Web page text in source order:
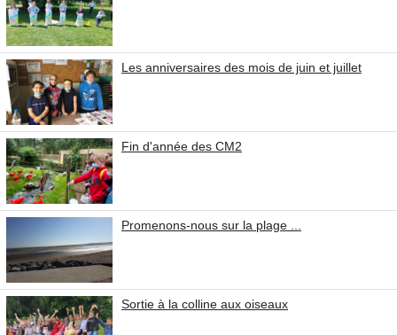
Les anniversaires des mois de juin et juillet
Fin d'année des CM2
Promenons-nous sur la plage ...
Sortie à la colline aux oiseaux